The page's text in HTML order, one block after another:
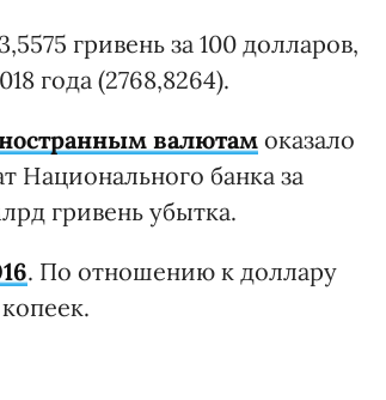
гривень за 100 долларов,
года (2768,8264).
валютамоказало
Национального банка за
гривень убытка.
. По отношению к доллару